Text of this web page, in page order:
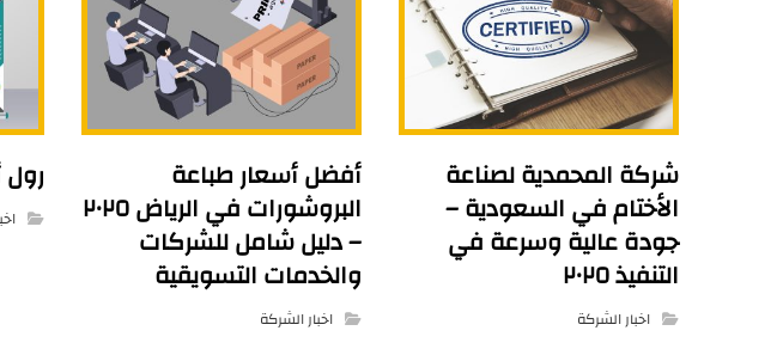
شركة المحمدية لصناعة
الأختام في السعودية –
جودة عالية وسرعة في
التنفيذ ٢٠٢٥
اخبار الشركة
أفضل أسعار طباعة
البروشورات في الرياض ٢٠٢٥
– دليل شامل للشركات
والخدمات التسويقية
اخبار الشركة